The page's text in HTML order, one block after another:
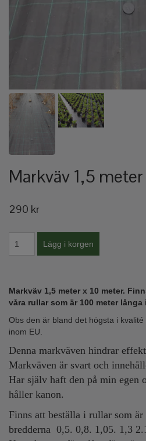
Markväv 1,5
290 kr
Markväv 1,5 meter x 10 meter.
våra rullar som är 100 meter långa
Obs den är bland det högsta i
inom EU.
Denna markväven hindrar
Markväven är svart och
Har själv haft den på min egen
håller kanon.
Finns att beställa i rullar som
bredderna 0,5. 0,8. 1,05. 1,3